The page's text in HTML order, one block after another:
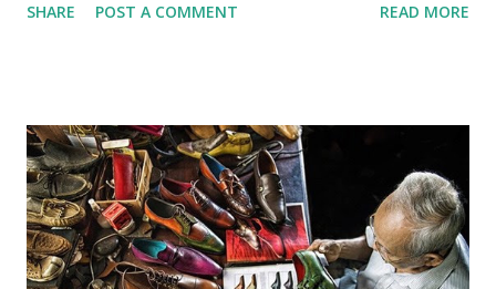
lịch sử nhiếp ảnh . Con người không ngừng tìm đủ mọi cách
thông minh cho đến AI , dường như mọi cuộc cách mạng đều
hướng về cùng mục tiêu: rút ngắn khoảng cách giữa thế giới
thực tại và hình ảnh về nó. Nếu nhìn từ góc độ công nghệ,
chưa bao giờ việc tạo ra một bức ảnh lại dễ dàng như hôm
nay. Sau chừng ấy năm phát triển của nhiếp ảnh, khi mọi thứ
SHARE POST A COMMENT READ MORE